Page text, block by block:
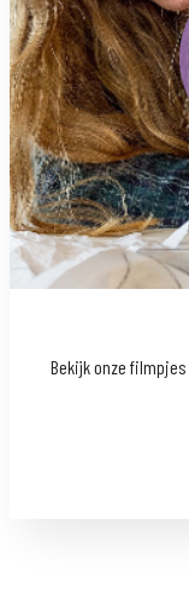
Bekijk onze